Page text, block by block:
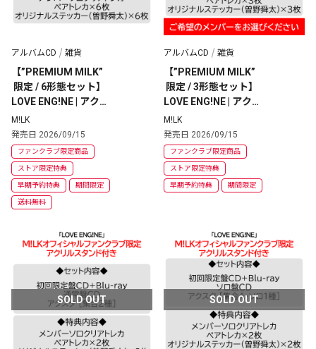
アルバムCD 雑貨
【”PREMIUM MILK”
限定 / 6形態セット】
LOVE ENG!NE | アクス
タ [集合1種・ソロ5種]
+ CD  [初回・ソロ盤5
種]
M!LK
発売日 2026/09/15
ファンクラブ限定商品
ストア限定特典
早期予約特典 期間限定
送料無料
アルバムCD 雑貨
【”PREMIUM MILK”
限定 / 3形態セット】
LOVE ENG!NE | アクス
タ [集合2種・ソロ1種]
+ CD [初回・通常・ソ
ロ盤]
M!LK
発売日 2026/09/15
ファンクラブ限定商品
ストア限定特典
早期予約特典 期間限定
SOLD OUT SOLD OUT